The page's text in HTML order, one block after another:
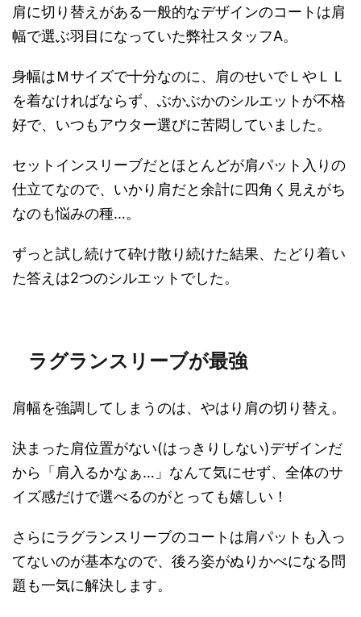
肩に切り替えがある一般的なデザインのコートは肩
幅で選ぶ羽目になっていた弊社スタッフA。
身幅はＭサイズで十分なのに、肩のせいでＬやＬＬ
を着なければならず、ぶかぶかのシルエットが不格
好で、いつもアウター選びに苦悶していました。
セットインスリーブだとほとんどが肩パット入りの
仕立てなので、いかり肩だと余計に四角く見えがち
なのも悩みの種…。
ずっと試し続けて砕け散り続けた結果、たどり着い
た答えは2つのシルエットでした。
ラグランスリーブが最強
肩幅を強調してしまうのは、やはり肩の切り替え。
決まった肩位置がない(はっきりしない)デザインだ
から「肩入るかなぁ…」なんて気にせず、全体のサ
イズ感だけで選べるのがとっても嬉しい！
さらにラグランスリーブのコートは肩パットも入っ
てないのが基本なので、後ろ姿がぬりかべになる問
題も一気に解決します。